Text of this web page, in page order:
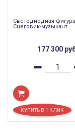
Светодиодная фигура
Снеговик-музыкант
177 300